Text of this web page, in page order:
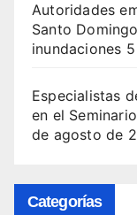
Autoridades
Santo
inundaciones
Especialistas
en el
de agosto de
Categorías